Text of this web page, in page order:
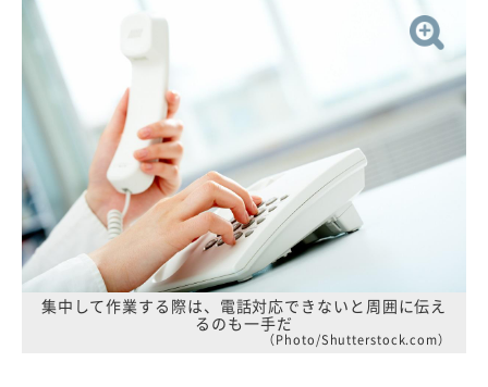
集中して作業する際は、電話対応できないと周囲に伝え
るのも一手だ
（Photo/Shutterstock.com）